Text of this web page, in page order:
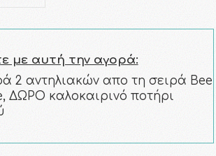
με αυτή την αγορά:
2 αντηλιακών απο τη σειρά Bee
ΔΩΡΟ καλοκαιρινό ποτήρι